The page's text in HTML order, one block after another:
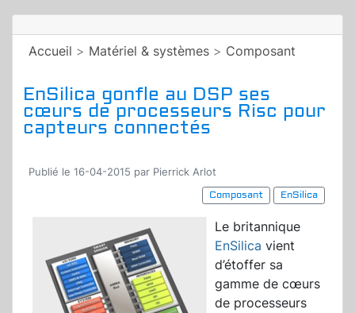
Accueil > Matériel & systèmes > Composant
EnSilica gonfle au DSP ses
cœurs de processeurs Risc pour
capteurs connectés
Publié le 16-04-2015 par Pierrick Arlot
Composant
EnSilica
Le britannique
EnSilica vient
d’étoffer sa
gamme de cœurs
de processeurs